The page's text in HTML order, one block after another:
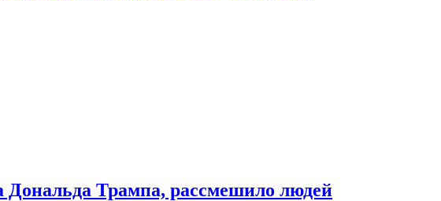
Дональда Трампа, рассмешило людей